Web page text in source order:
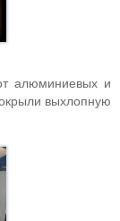
алюминиевых и
выхлопную